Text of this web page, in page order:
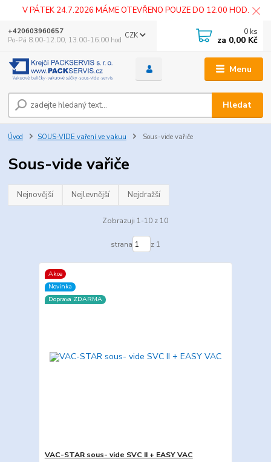
V PÁTEK 24.7.2026 MÁME OTEVŘENO POUZE DO 12.00 HOD.
Menu
CZK
Hledat
+420603960657
Po-Pá 8.00-12.00, 13.00-16.00 hod
0 ks
za 0,00 Kč
Úvod SOUS-VIDE vaření ve vakuu Sous-vide vařiče
Sous-vide vařiče
Nejnovější Nejlevnější Nejdražší
Zobrazuji 1-10 z 10
strana z 1
Akce
Novinka
Doprava ZDARMA
VAC-STAR sous- vide SVC II + EASY VAC